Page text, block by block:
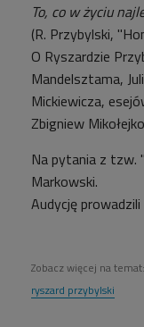
To, co w życiu
(R. Przybylski,
O Ryszardzie
Mandelsztama,
Mickiewicza,
Zbigniew
Na pytania z tzw.
Markowski.
Audycję
Zobacz więcej na temat:
ryszard przybylski